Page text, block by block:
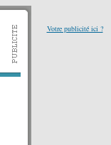
Votre publicité ici ?